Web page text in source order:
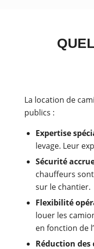
La location de
publics :
Expertise
levage. Leur
Sécurité
chauffeurs
sur le chantier.
Flexibilité
louer les
en fonction de
Réduction des